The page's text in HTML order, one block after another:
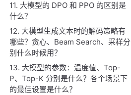
11. 大模型的 DPO 和 PPO 的区别是
什么？
12. 大模型生成文本时的解码策略有
哪些？贪心、Beam Search、采样分
别什么时候用？
13. 大模型的参数：温度值、Top-
P、Top-K 分别是什么？各个场景下
的最佳设置是什么？